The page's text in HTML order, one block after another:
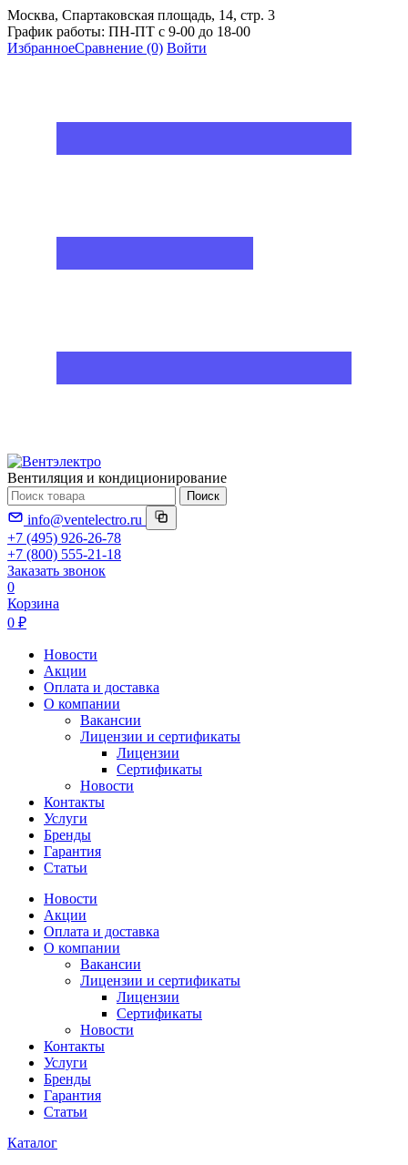
Москва, Спартаковская площадь, 14, стр. 3
График работы: ПН-ПТ с 9-00 до 18-00
ИзбранноеСравнение (0) Войти
Вентиляция и кондиционирование
Поиск
info@ventelectro.ru
+7 (495) 926-26-78
+7 (800) 555-21-18
Заказать звонок
0
Корзина
0 ₽
Новости
Акции
Оплата и доставка
О компании
Вакансии
Лицензии и сертификаты
Лицензии
Сертификаты
Новости
Контакты
Услуги
Бренды
Гарантия
Статьи
Новости
Акции
Оплата и доставка
О компании
Вакансии
Лицензии и сертификаты
Лицензии
Сертификаты
Новости
Контакты
Услуги
Бренды
Гарантия
Статьи
Каталог